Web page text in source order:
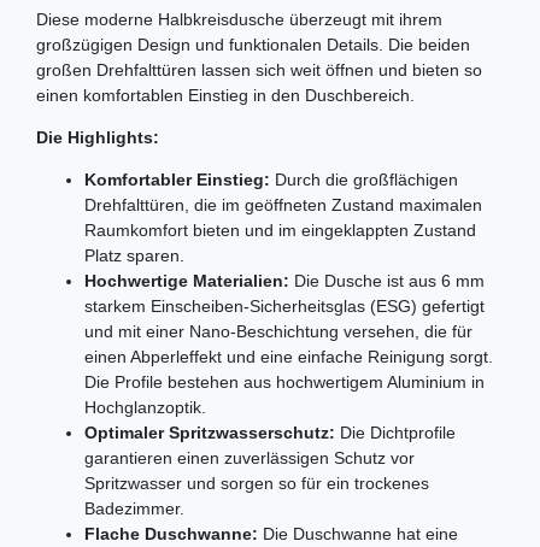
Diese moderne Halbkreisdusche überzeugt mit ihrem
großzügigen Design und funktionalen Details. Die beiden
großen Drehfalttüren lassen sich weit öffnen und bieten so
einen komfortablen Einstieg in den Duschbereich.
Die Highlights:
Komfortabler Einstieg: Durch die großflächigen
Drehfalttüren, die im geöffneten Zustand maximalen
Raumkomfort bieten und im eingeklappten Zustand
Platz sparen.
Hochwertige Materialien: Die Dusche ist aus 6 mm
starkem Einscheiben-Sicherheitsglas (ESG) gefertigt
und mit einer Nano-Beschichtung versehen, die für
einen Abperleffekt und eine einfache Reinigung sorgt.
Die Profile bestehen aus hochwertigem Aluminium in
Hochglanzoptik.
Optimaler Spritzwasserschutz: Die Dichtprofile
garantieren einen zuverlässigen Schutz vor
Spritzwasser und sorgen so für ein trockenes
Badezimmer.
Flache Duschwanne: Die Duschwanne hat eine